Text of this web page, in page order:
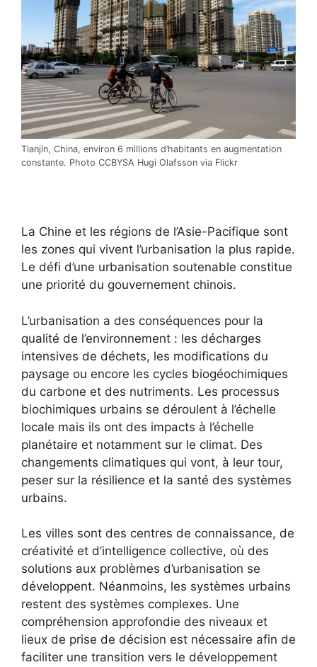
Tianjin, China, environ 6 millions d’habitants en augmentation
constante. Photo CCBYSA Hugi Olafsson via Flickr
La Chine et les régions de l’Asie-Pacifique sont
les zones qui vivent l’urbanisation la plus rapide.
Le défi d’une urbanisation soutenable constitue
une priorité du gouvernement chinois.
L’urbanisation a des conséquences pour la
qualité de l’environnement : les décharges
intensives de déchets, les modifications du
paysage ou encore les cycles biogéochimiques
du carbone et des nutriments. Les processus
biochimiques urbains se déroulent à l’échelle
locale mais ils ont des impacts à l’échelle
planétaire et notamment sur le climat. Des
changements climatiques qui vont, à leur tour,
peser sur la résilience et la santé des systèmes
urbains.
Les villes sont des centres de connaissance, de
créativité et d’intelligence collective, où des
solutions aux problèmes d’urbanisation se
développent. Néanmoins, les systèmes urbains
restent des systèmes complexes. Une
compréhension approfondie des niveaux et
lieux de prise de décision est nécessaire afin de
faciliter une transition vers le développement